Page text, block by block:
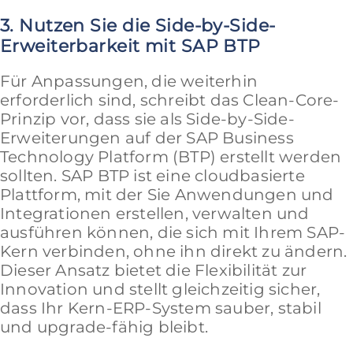
3. Nutzen Sie die Side-by-Side-
Erweiterbarkeit mit SAP BTP
Für Anpassungen, die weiterhin
erforderlich sind, schreibt das Clean-Core-
Prinzip vor, dass sie als Side-by-Side-
Erweiterungen auf der SAP Business
Technology Platform (BTP) erstellt werden
sollten. SAP BTP ist eine cloudbasierte
Plattform, mit der Sie Anwendungen und
Integrationen erstellen, verwalten und
ausführen können, die sich mit Ihrem SAP-
Kern verbinden, ohne ihn direkt zu ändern.
Dieser Ansatz bietet die Flexibilität zur
Innovation und stellt gleichzeitig sicher,
dass Ihr Kern-ERP-System sauber, stabil
und upgrade-fähig bleibt.